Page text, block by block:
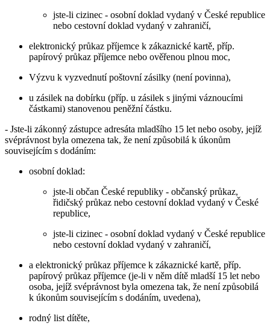
jste-li cizinec - osobní doklad vydaný v České republice
nebo cestovní doklad vydaný v zahraničí,
elektronický průkaz příjemce k zákaznické kartě, příp.
papírový průkaz příjemce nebo ověřenou plnou moc,
Výzvu k vyzvednutí poštovní zásilky (není povinna),
u zásilek na dobírku (příp. u zásilek s jinými váznoucími
částkami) stanovenou peněžní částku.
- Jste-li zákonný zástupce adresáta mladšího 15 let nebo osoby, jejíž
svéprávnost byla omezena tak, že není způsobilá k úkonům
souvisejícím s dodáním:
osobní doklad:
jste-li občan České republiky - občanský průkaz,
řidičský průkaz nebo cestovní doklad vydaný v České
republice,
jste-li cizinec - osobní doklad vydaný v České republice
nebo cestovní doklad vydaný v zahraničí,
a elektronický průkaz příjemce k zákaznické kartě, příp.
papírový průkaz příjemce (je-li v něm dítě mladší 15 let nebo
osoba, jejíž svéprávnost byla omezena tak, že není způsobilá
k úkonům souvisejícím s dodáním, uvedena),
rodný list dítěte,